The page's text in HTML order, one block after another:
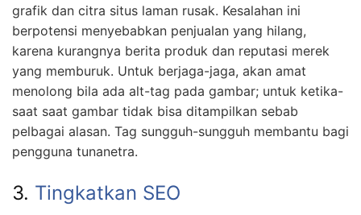
grafik dan citra situs laman rusak. Kesalahan ini
berpotensi menyebabkan penjualan yang hilang,
karena kurangnya berita produk dan reputasi merek
yang memburuk. Untuk berjaga-jaga, akan amat
menolong bila ada alt-tag pada gambar; untuk ketika-
saat saat gambar tidak bisa ditampilkan sebab
pelbagai alasan. Tag sungguh-sungguh membantu bagi
pengguna tunanetra.
3. Tingkatkan SEO